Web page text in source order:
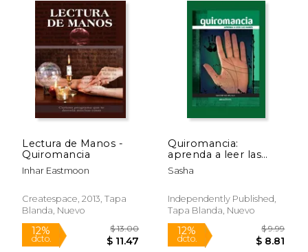
Lectura de Manos -
Quiromancia
Inhar Eastmoon
Createspace, 2013, Tapa
Blanda, Nuevo
Quiromancia:
aprenda a leer las
manos
Sasha
Independently Published,
Tapa Blanda, Nuevo